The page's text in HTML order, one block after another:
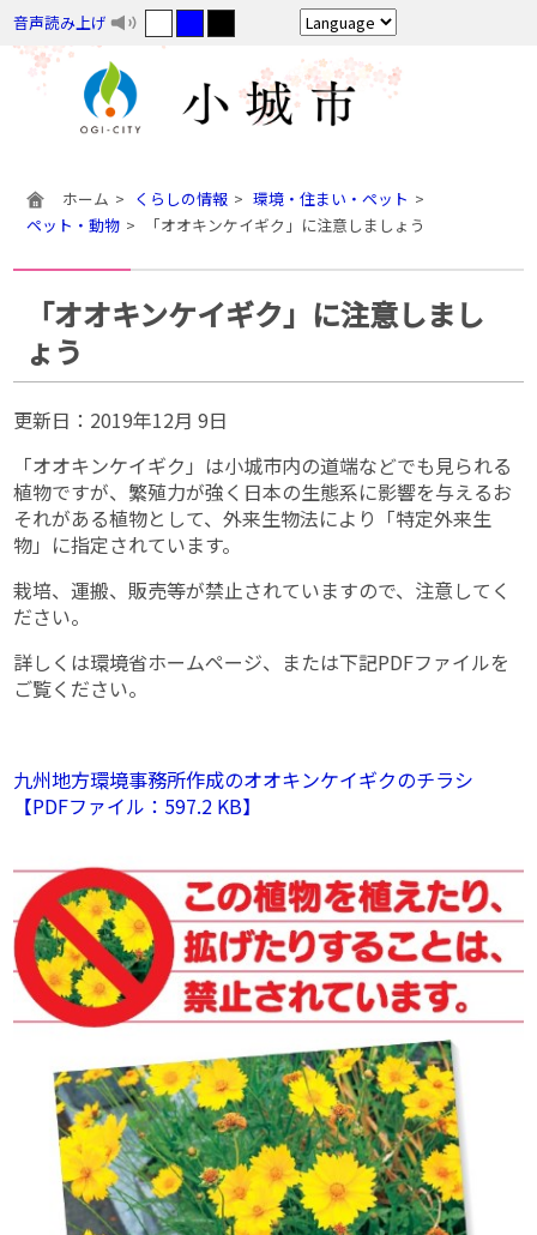
音声読み上げ
ホーム くらしの情報
環境・住まい・ペット
ペット・動物
「オオキンケイギク」に注意しましょう
「オオキンケイギク」に注意しまし
ょう
更新日： 2019年12月 9日
「オオキンケイギク」は小城市内の道端などでも見られる
植物ですが、繁殖力が強く日本の生態系に影響を与えるお
それがある植物として、外来生物法により「特定外来生
物」に指定されています。
栽培、運搬、販売等が禁止されていますので、注意してく
ださい。
詳しくは環境省ホームページ、または下記PDFファイルを
ご覧ください。
九州地方環境事務所作成のオオキンケイギクのチラシ
【PDFファイル：597.2 KB】